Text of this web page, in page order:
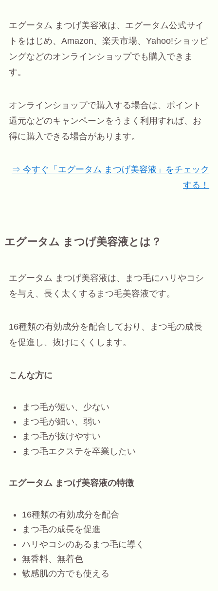
エグータム まつげ美容液は、エグータム公式サイ
トをはじめ、Amazon、楽天市場、Yahoo!ショッピ
ングなどのオンラインショップでも購入できま
す。
オンラインショップで購入する場合は、ポイント
還元などのキャンペーンをうまく利用すれば、お
得に購入できる場合があります。
⇒ 今すぐ「エグータム まつげ美容液」をチェック
する！
エグータム まつげ美容液とは？
エグータム まつげ美容液は、まつ毛にハリやコシ
を与え、長く太くするまつ毛美容液です。
16種類の有効成分を配合しており、まつ毛の成長
を促進し、抜けにくくします。
こんな方に
まつ毛が短い、少ない
まつ毛が細い、弱い
まつ毛が抜けやすい
まつ毛エクステを卒業したい
エグータム まつげ美容液の特徴
16種類の有効成分を配合
まつ毛の成長を促進
ハリやコシのあるまつ毛に導く
無香料、無着色
敏感肌の方でも使える